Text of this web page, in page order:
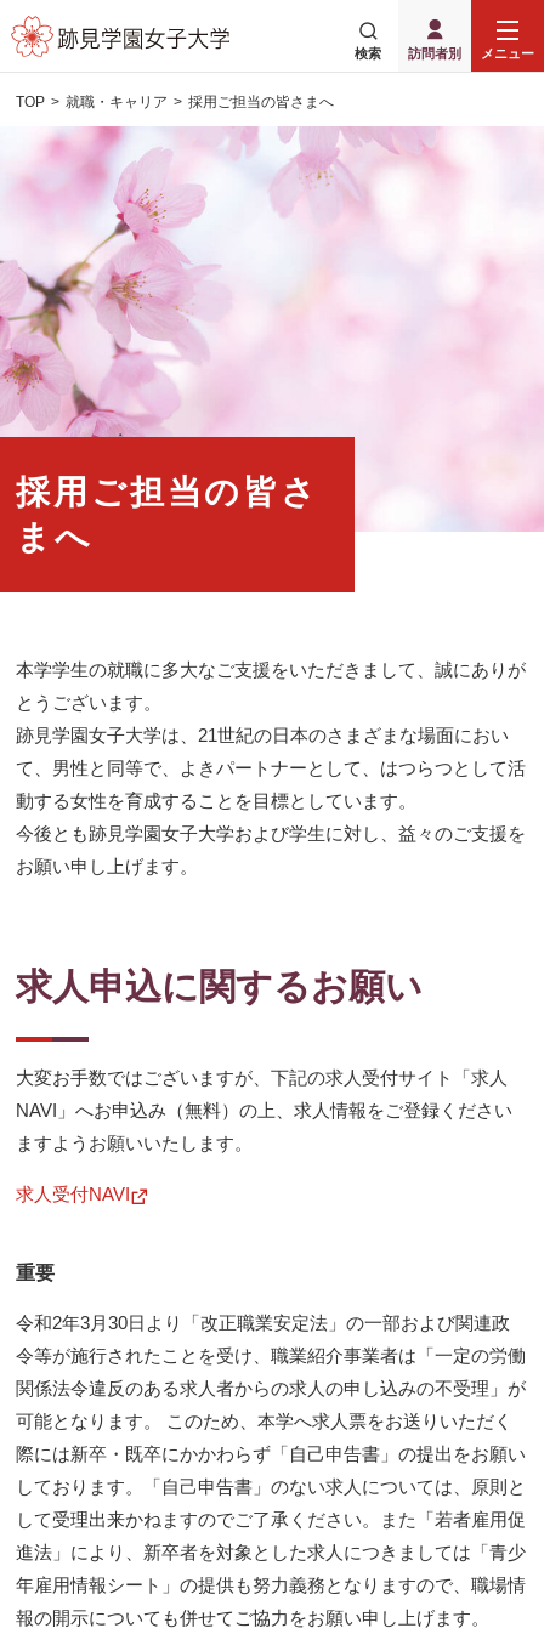
検索 訪問者別 メニュー
TOP 就職・キャリア 採用ご担当の皆さまへ
採用ご担当の皆さ
まへ
本学学生の就職に多大なご支援をいただきまして、誠にありが
とうございます。
跡見学園女子大学は、21世紀の日本のさまざまな場面におい
て、男性と同等で、よきパートナーとして、はつらつとして活
動する女性を育成することを目標としています。
今後とも跡見学園女子大学および学生に対し、益々のご支援を
お願い申し上げます。
求人申込に関するお願い
大変お手数ではございますが、下記の求人受付サイト「求人
NAVI」へお申込み（無料）の上、求人情報をご登録ください
ますようお願いいたします。
求人受付NAVI
ウ
開
く
重要
令和2年3月30日より「改正職業安定法」の一部および関連政
令等が施行されたことを受け、職業紹介事業者は「一定の労働
関係法令違反のある求人者からの求人の申し込みの不受理」が
可能となります。 このため、本学へ求人票をお送りいただく
際には新卒・既卒にかかわらず「自己申告書」の提出をお願い
しております。「自己申告書」のない求人については、原則と
して受理出来かねますのでご了承ください。また「若者雇用促
進法」により、新卒者を対象とした求人につきましては「青少
年雇用情報シート」の提供も努力義務となりますので、職場情
報の開示についても併せてご協力をお願い申し上げます。